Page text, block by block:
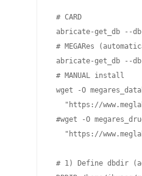
# CARD
abricate-get_db --
# MEGARes
abricate-get_db --db
# MANUAL install
wget -O
"https://
#wget -O
"https://
# 1) Define dbdir